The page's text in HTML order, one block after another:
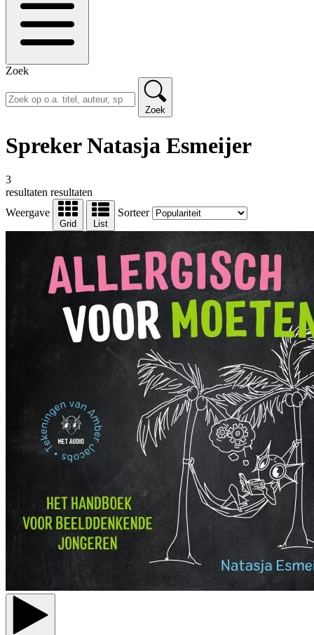
Zoek
Zoek
Spreker Natasja Esmeijer
3
resultaten resultaten
Weergave
Grid List
Sorteer